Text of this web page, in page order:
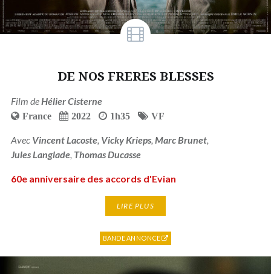
DE NOS FRERES BLESSES
Film deHélier Cisterne
France 2022 1h35 VF
Avec Vincent Lacoste, Vicky Krieps, Marc Brunet,
Jules Langlade, Thomas Ducasse
60e anniversaire des accords d'Evian
LIRE PLUS
BANDE ANNONCE